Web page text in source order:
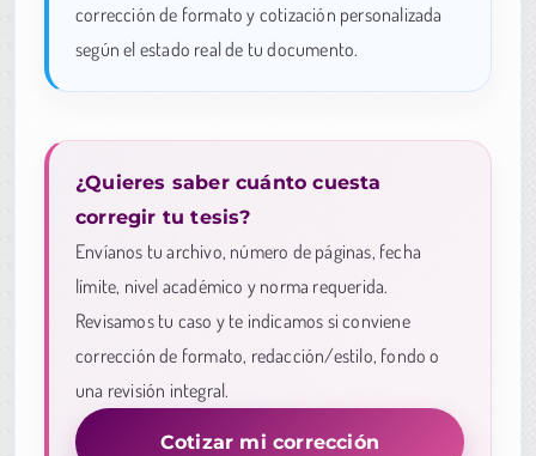
corrección de formato y cotización personalizada
según el estado real de tu documento.
¿Quieres saber cuánto cuesta
corregir tu tesis?
Envíanos tu archivo, número de páginas, fecha
límite, nivel académico y norma requerida.
Revisamos tu caso y te indicamos si conviene
corrección de formato, redacción/estilo, fondo o
una revisión integral.
Cotizar mi corrección